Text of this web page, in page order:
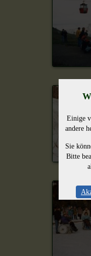
Einige
andere
Sie
Bitte